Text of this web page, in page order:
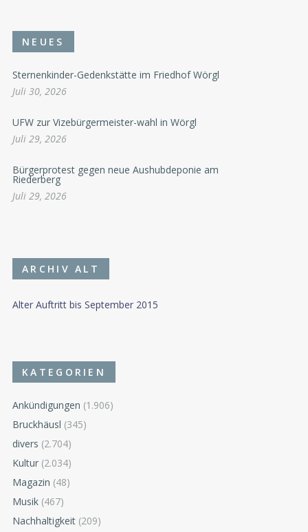
NEUES
Sternenkinder-Gedenkstätte im Friedhof Wörgl
Juli 30, 2026
UFW zur Vizebürgermeister-wahl in Wörgl
Juli 29, 2026
Bürgerprotest gegen neue Aushubdeponie am
Riederberg
Juli 29, 2026
ARCHIV ALT
Alter Auftritt bis September 2015
KATEGORIEN
Ankündigungen (1.906)
Bruckhäusl (345)
divers (2.704)
Kultur (2.034)
Magazin (48)
Musik (467)
Nachhaltigkeit (209)